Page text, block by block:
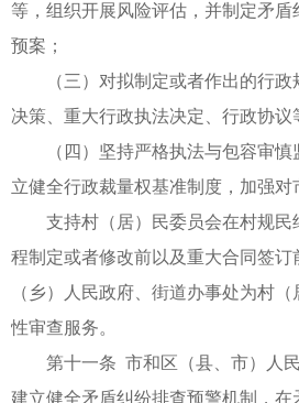
等，组织开展风险评估，并制定矛
预案；
（三）对拟制定或者作出的行
决策、重大行政执法决定、行政协议
（四）坚持严格执法与包容审
立健全行政裁量权基准制度，加强对
支持村（居）民委员会在村规
程制定或者修改前以及重大合同签
（乡）人民政府、街道办事处为村
性审查服务。
第十一条 市和区（县、市）人
建立健全矛盾纠纷排查预警机制，